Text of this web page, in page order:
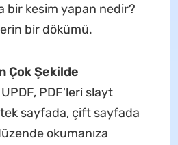
bir kesim yapan nedir?
bir dökümü.
Çok Şekilde
UPDF, PDF'leri slayt
sayfada, çift sayfada
okumanıza